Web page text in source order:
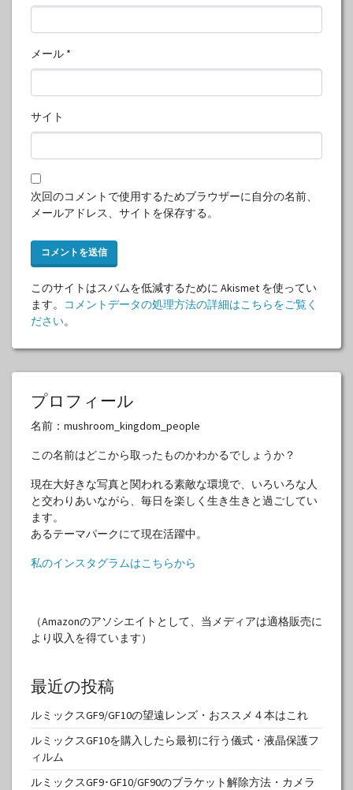
メール *
サイト
次回のコメントで使用するためブラウザーに自分の名前、
メールアドレス、サイトを保存する。
このサイトはスパムを低減するために Akismet を使ってい
ます。
コメントデータの処理方法の詳細はこちらをご覧く
ださい。
プロフィール
名前：mushroom_kingdom_people
この名前はどこから取ったものかわかるでしょうか？
現在大好きな写真と関われる素敵な環境で、いろいろな人
と交わりあいながら、毎日を楽しく生き生きと過ごしてい
ます。
あるテーマパークにて現在活躍中。
私のインスタグラムはこちらから
（Amazonのアソシエイトとして、当メディアは適格販売に
より収入を得ています）
最近の投稿
ルミックスGF9/GF10の望遠レンズ・おススメ４本はこれ
ルミックスGF10を購入したら最初に行う儀式・液晶保護フ
ィルム
ルミックスGF9･GF10/GF90のブラケット解除方法・カメラ